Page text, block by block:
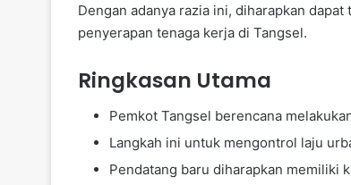
Dengan adanya razia ini, diharapkan
penyerapan tenaga kerja di Tangsel.
Ringkasan Utama
Pemkot Tangsel berencana
Langkah ini untuk mengontrol laju
Pendatang baru diharapkan memiliki